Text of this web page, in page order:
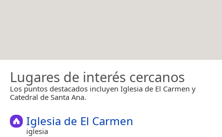
Lugares de interés cercanos
Los puntos destacados incluyen Iglesia de El Carmen y
Catedral de Santa Ana.
Iglesia de El Carmen
iglesia